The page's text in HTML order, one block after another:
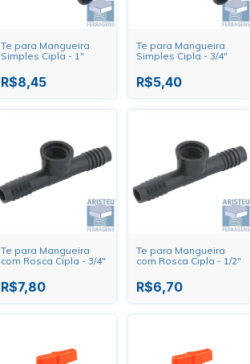
Te para Mangueira
Simples Cipla - 1"
R$8,45
Te para Mangueira
Simples Cipla - 3/4"
R$5,40
Te para Mangueira
com Rosca Cipla - 3/4"
R$7,80
Te para Mangueira
com Rosca Cipla - 1/2"
R$6,70